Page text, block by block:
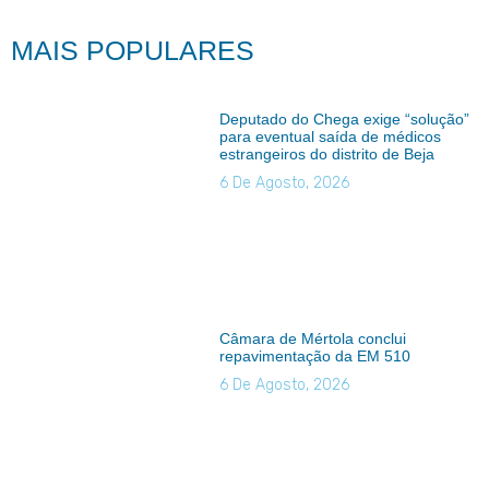
MAIS POPULARES
Deputado do Chega exige “solução”
para eventual saída de médicos
estrangeiros do distrito de Beja
6 De Agosto, 2026
Câmara de Mértola conclui
repavimentação da EM 510
6 De Agosto, 2026